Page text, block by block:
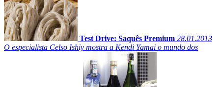
Test Drive: Saquês Premium 28.01.2013
O especialista Celso Ishiy mostra a Kendi Yamai o mundo dos